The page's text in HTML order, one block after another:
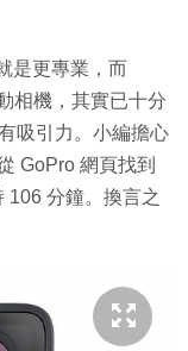
是更專業，而
相機，其實已十分
吸引力。小編擔心
GoPro 網頁找到
106 分鐘。換言之